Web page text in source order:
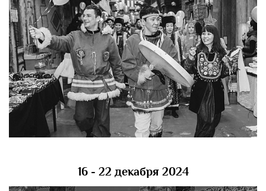
16 - 22 декабря 2024